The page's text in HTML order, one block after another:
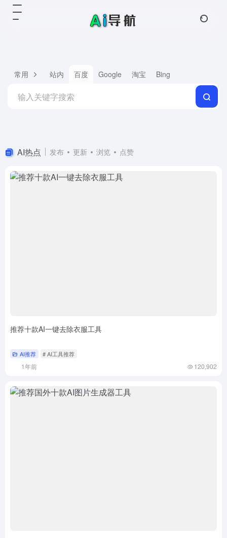
常用 站内 百度 Google 淘宝 Bing
AI热点 发布 更新 浏览 点赞
推荐十款AI一键去除衣服工具
AI推荐 # AI工具推荐
1年前 120,902